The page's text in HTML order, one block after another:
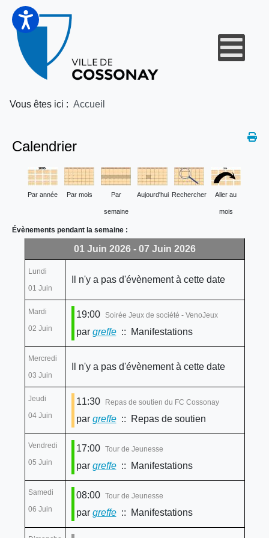
Vous êtes ici : Accueil
Calendrier
Par année Par mois Par
semaine
Aujourd'hui Rechercher Aller au
mois
Évènements pendant la semaine :
01 Juin 2026 - 07 Juin 2026
Lundi
01 Juin
Il n'y a pas d'évènement à cette date
Mardi
02 Juin
19:00 Soirée Jeux de société - VenoJeux
par greffe:: Manifestations
Mercredi
03 Juin
Il n'y a pas d'évènement à cette date
Jeudi
04 Juin
11:30 Repas de soutien du FC Cossonay
par greffe:: Repas de soutien
Vendredi
05 Juin
17:00 Tour de Jeunesse
par greffe:: Manifestations
Samedi
06 Juin
08:00 Tour de Jeunesse
par greffe:: Manifestations